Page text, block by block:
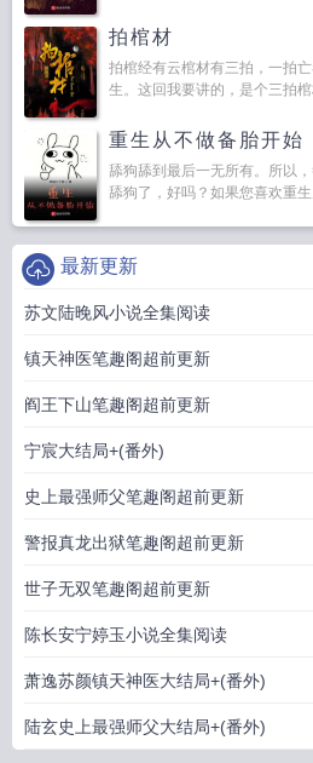
拍棺材
拍棺经有云棺材有三拍，一拍
生。这回我要讲的，是个三拍
重生从不做备胎开始
舔狗舔到最后一无所有。所以
舔狗了，好吗？如果您喜欢重
最新更新
苏文陆晚风小说全集阅读
镇天神医笔趣阁超前更新
阎王下山笔趣阁超前更新
宁宸大结局+(番外)
史上最强师父笔趣阁超前更新
警报真龙出狱笔趣阁超前更新
世子无双笔趣阁超前更新
陈长安宁婷玉小说全集阅读
萧逸苏颜镇天神医大结局+(番外)
陆玄史上最强师父大结局+(番外)